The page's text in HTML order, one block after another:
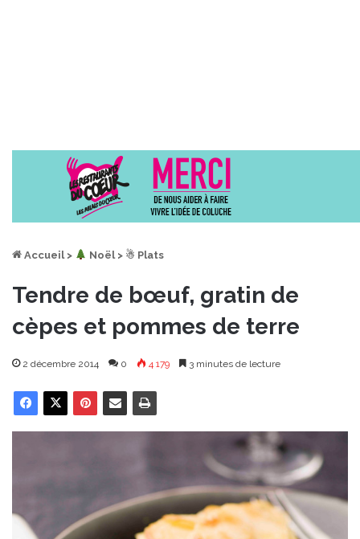
Accueil > ︎ Noël > ☃ Plats
Tendre de bœuf, gratin de
cèpes et pommes de terre
2 décembre 2014 0 4 179 3 minutes de lecture